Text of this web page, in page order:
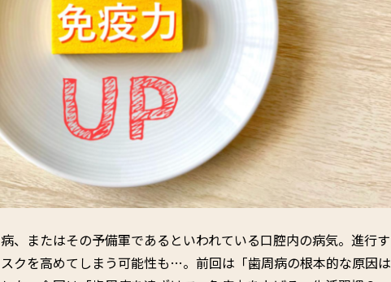
、またはその予備軍であるといわれている口腔内の病気。進行す
クを高めてしまう可能性も…。前回は「歯周病の根本的な原因は